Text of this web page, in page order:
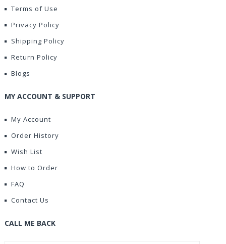
Terms of Use
Privacy Policy
Shipping Policy
Return Policy
Blogs
MY ACCOUNT & SUPPORT
My Account
Order History
Wish List
How to Order
FAQ
Contact Us
CALL ME BACK